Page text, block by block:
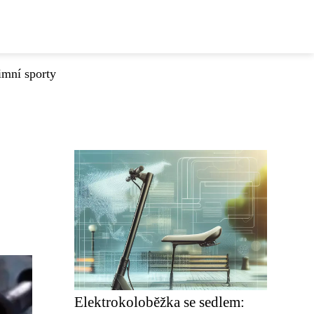
sporty
Elektrokoloběžka se sedlem: